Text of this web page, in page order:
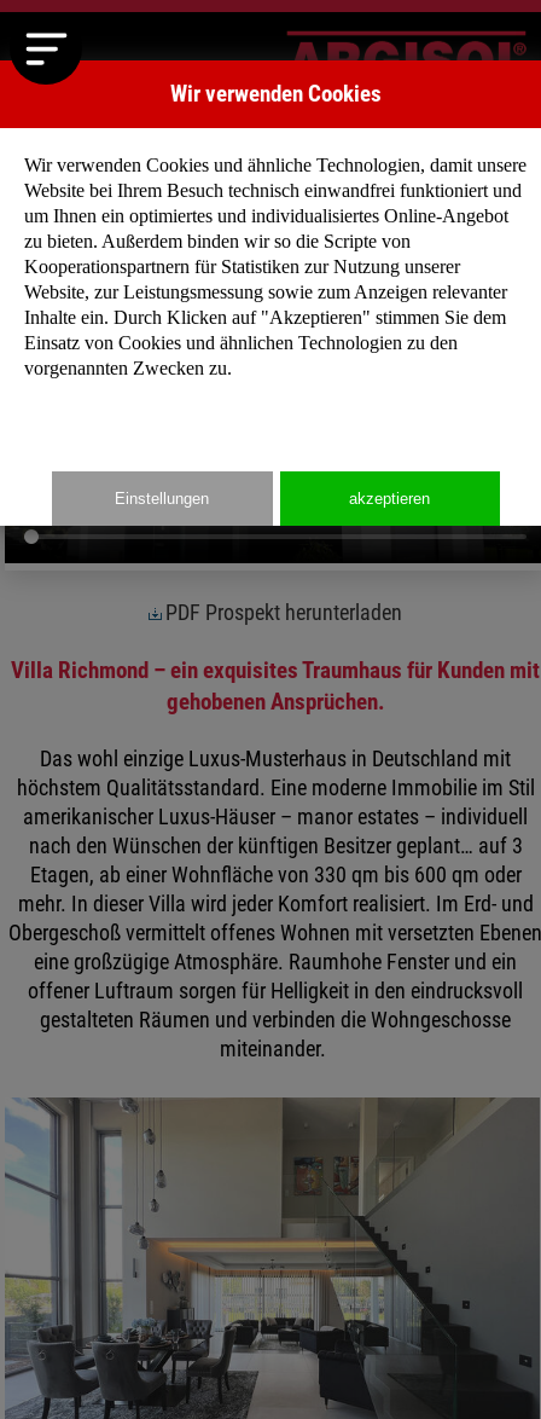
PDF Prospekt herunterladen
Villa Richmond – ein exquisites Traumhaus für Kunden mit
gehobenen Ansprüchen.
Das wohl einzige Luxus-Musterhaus in Deutschland mit
höchstem Qualitätsstandard. Eine moderne Immobilie im Stil
amerikanischer Luxus-Häuser – manor estates – individuell
nach den Wünschen der künftigen Besitzer geplant… auf 3
Etagen, ab einer Wohnfläche von 330 qm bis 600 qm oder
mehr. In dieser Villa wird jeder Komfort realisiert. Im Erd- und
Obergeschoß vermittelt offenes Wohnen mit versetzten
eine großzügige Atmosphäre. Raumhohe Fenster und ein
offener Luftraum sorgen für Helligkeit in den eindrucksvoll
gestalteten Räumen und verbinden die Wohngeschosse
miteinander.
Wir verwenden Cookies
Wir verwenden Cookies und ähnliche Technologien, damit unsere
Website bei Ihrem Besuch technisch einwandfrei funktioniert und
um Ihnen ein optimiertes und individualisiertes Online-Angebot
zu bieten. Außerdem binden wir so die Scripte von
Kooperationspartnern für Statistiken zur Nutzung unserer
Website, zur Leistungsmessung sowie zum Anzeigen relevanter
Inhalte ein. Durch Klicken auf "Akzeptieren" stimmen Sie dem
Einsatz von Cookies und ähnlichen Technologien zu den
vorgenannten Zwecken zu.
Einstellungen akzeptieren